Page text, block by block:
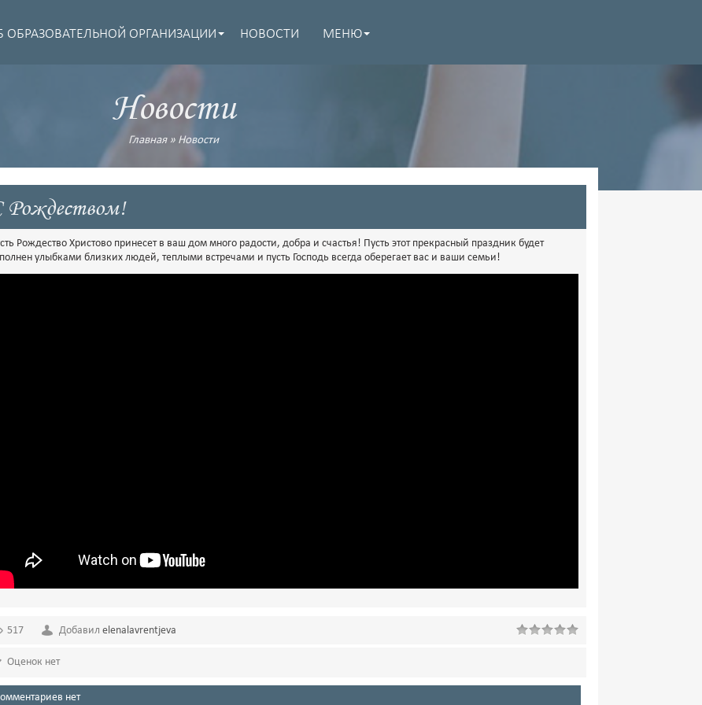
ОБРАЗОВАТЕЛЬНОЙ ОРГАНИЗАЦИИ НОВОСТИ МЕНЮ
Новости
Главная» Новости
Рождеством!
Рождество Христово принесет в ваш дом много радости, добра и счастья! Пусть этот прекрасный праздник будет
улыбками близких людей, теплыми встречами и пусть Господь всегда оберегает вас и ваши семьи!
517 Добавил elenalavrentjeva
Оценок нет
нет